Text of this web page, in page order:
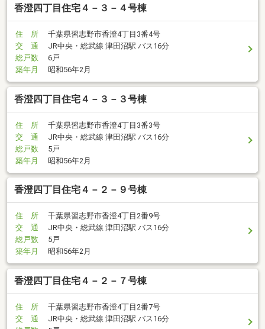
香澄四丁目住宅４－３－４号棟
住 所
千葉県習志野市香澄4丁目3番4号
交 通
JR中央・総武線 津田沼駅 バス16分
総戸数
6戸
築年月
昭和56年2月
香澄四丁目住宅４－３－３号棟
住 所
千葉県習志野市香澄4丁目3番3号
交 通
JR中央・総武線 津田沼駅 バス16分
総戸数
5戸
築年月
昭和56年2月
香澄四丁目住宅４－２－９号棟
住 所
千葉県習志野市香澄4丁目2番9号
交 通
JR中央・総武線 津田沼駅 バス16分
総戸数
5戸
築年月
昭和56年2月
香澄四丁目住宅４－２－７号棟
住 所
千葉県習志野市香澄4丁目2番7号
交 通
JR中央・総武線 津田沼駅 バス16分